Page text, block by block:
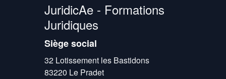
JuridicAe - Formations
Juridiques
Siège social
32 Lotissement les Bastidons
83220 Le Pradet